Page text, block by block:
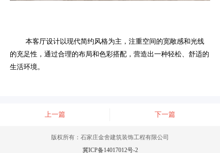
本客厅设计以现代简约风格为主，注重空间的宽敞感和光线
的充足性，通过合理的布局和色彩搭配，营造出一种轻松、舒适的
生活环境。
上一篇 下一篇
版权所有：石家庄金舍建筑装饰工程有限公司
冀ICP备14017012号-2